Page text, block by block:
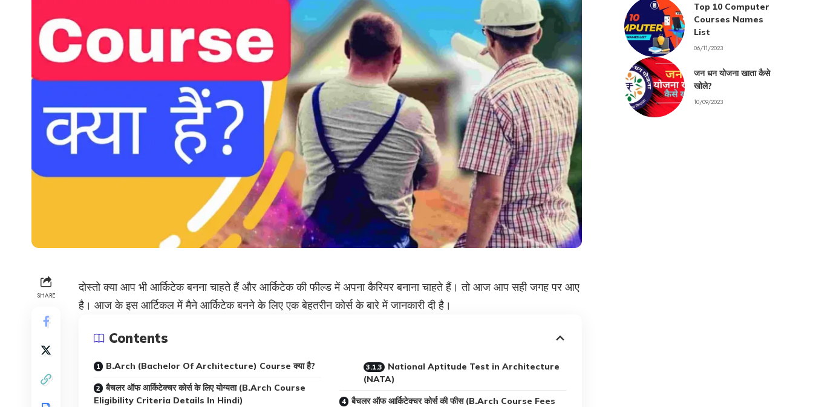
SHARE
दोस्तो क्या आप भी आर्किटेक बनना चाहते हैं और आर्किटेक की फील्ड में अपना कैरियर बनाना चाहते हैं। तो आज आप सही जगह पर आए
है। आज के इस आर्टिकल में मैने आर्किटेक बनने के लिए एक बेहतरीन कोर्स के बारे में जानकारी दी है।
Contents
B.Arch (Bachelor Of Architecture) Course क्या है?
बैचलर ऑफ आर्किटेक्चर कोर्स के लिए योग्यता (B.Arch Course
Eligibility Criteria Details In Hindi)
National Aptitude Test in Architecture
(NATA)
बैचलर ऑफ आर्किटेक्चर कोर्स की फीस (B.Arch Course Fees
Top 10 Computer
Courses Names
List
06/11/2023
जन धन योजना खाता कैसे
खोले?
10/09/2023